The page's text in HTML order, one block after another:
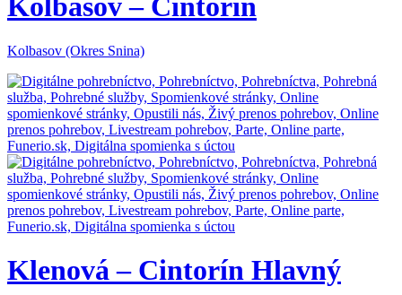
Kolbasov – Cintorín
Kolbasov (Okres Snina)
Klenová – Cintorín Hlavný